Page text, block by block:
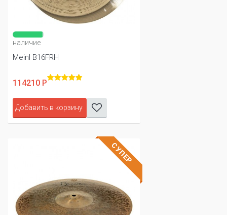
наличие
Meinl B16FRH
114210 Р
Добавить в корзину
СУПЕР